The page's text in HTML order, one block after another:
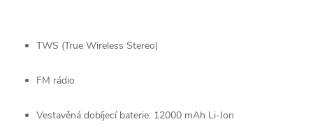
TWS (True Wireless Stereo)
FM rádio
Vestavěná dobíjecí baterie: 12000 mAh Li-Ion